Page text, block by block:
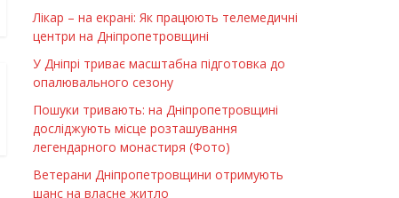
Лікар – на екрані: Як працюють телемедичні
центри на Дніпропетровщині
У Дніпрі триває масштабна підготовка до
опалювального сезону
Пошуки тривають: на Дніпропетровщині
досліджують місце розташування
легендарного монастиря (Фото)
Ветерани Дніпропетровщини отримують
шанс на власне житло